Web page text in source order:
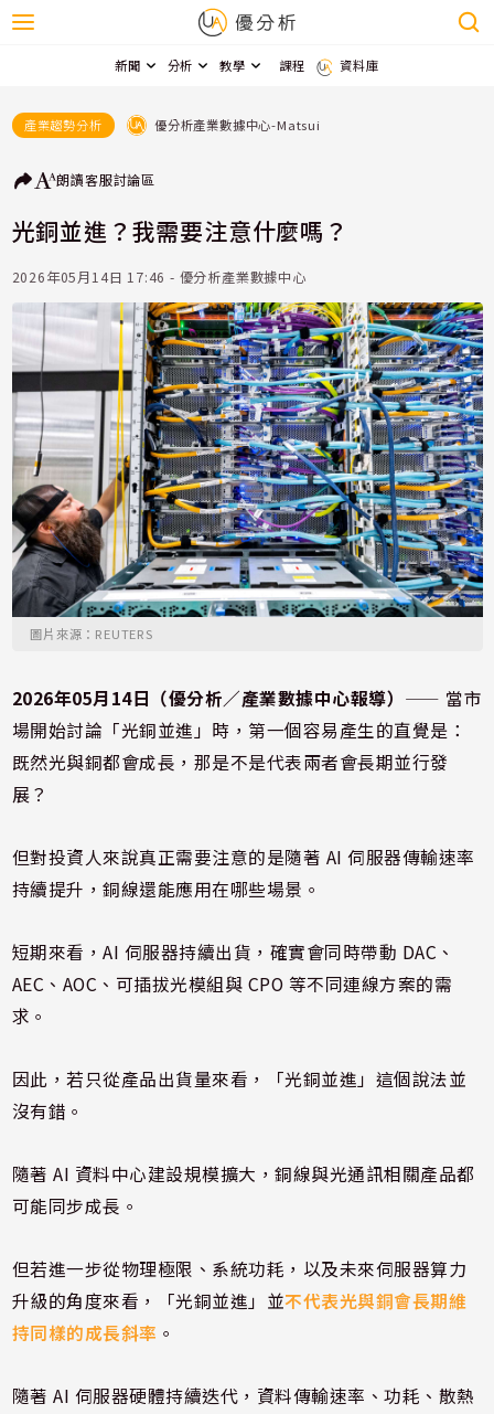
新聞 分析 教學 課程 資料庫
產業趨勢分析 優分析產業數據中心-Matsui
朗讀客服討論區
光銅並進？我需要注意什麼嗎？
2026年05月14日 17:46 - 優分析產業數據中心
圖片來源：REUTERS
2026年05月14日（優分析／產業數據中心報導） ⸺ 當市
場開始討論「光銅並進」時，第一個容易產生的直覺是：
既然光與銅都會成長，那是不是代表兩者會長期並行發
展？
但對投資人來說真正需要注意的是隨著 AI 伺服器傳輸速率
持續提升，銅線還能應用在哪些場景。
短期來看，AI 伺服器持續出貨，確實會同時帶動 DAC、
AEC、AOC、可插拔光模組與 CPO 等不同連線方案的需
求。
因此，若只從產品出貨量來看，「光銅並進」這個說法並
沒有錯。
隨著 AI 資料中心建設規模擴大，銅線與光通訊相關產品都
可能同步成長。
但若進一步從物理極限、系統功耗，以及未來伺服器算力
升級的角度來看，「光銅並進」並不代表光與銅會長期維
持同樣的成長斜率 。
隨著 AI 伺服器硬體持續迭代，資料傳輸速率、功耗、散熱